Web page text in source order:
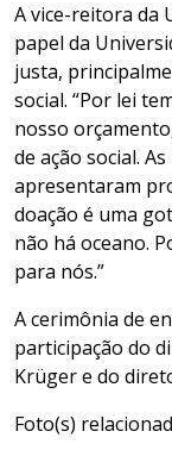
A vice-reitora da
papel da
justa,
social. “Por lei
nosso
de ação social.
apresentaram
doação é uma
não há oceano.
para nós.”
A cerimônia de
participação do
Krüger e do
Foto(s)